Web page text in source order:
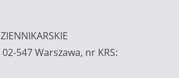
547 Warszawa, nr KRS: